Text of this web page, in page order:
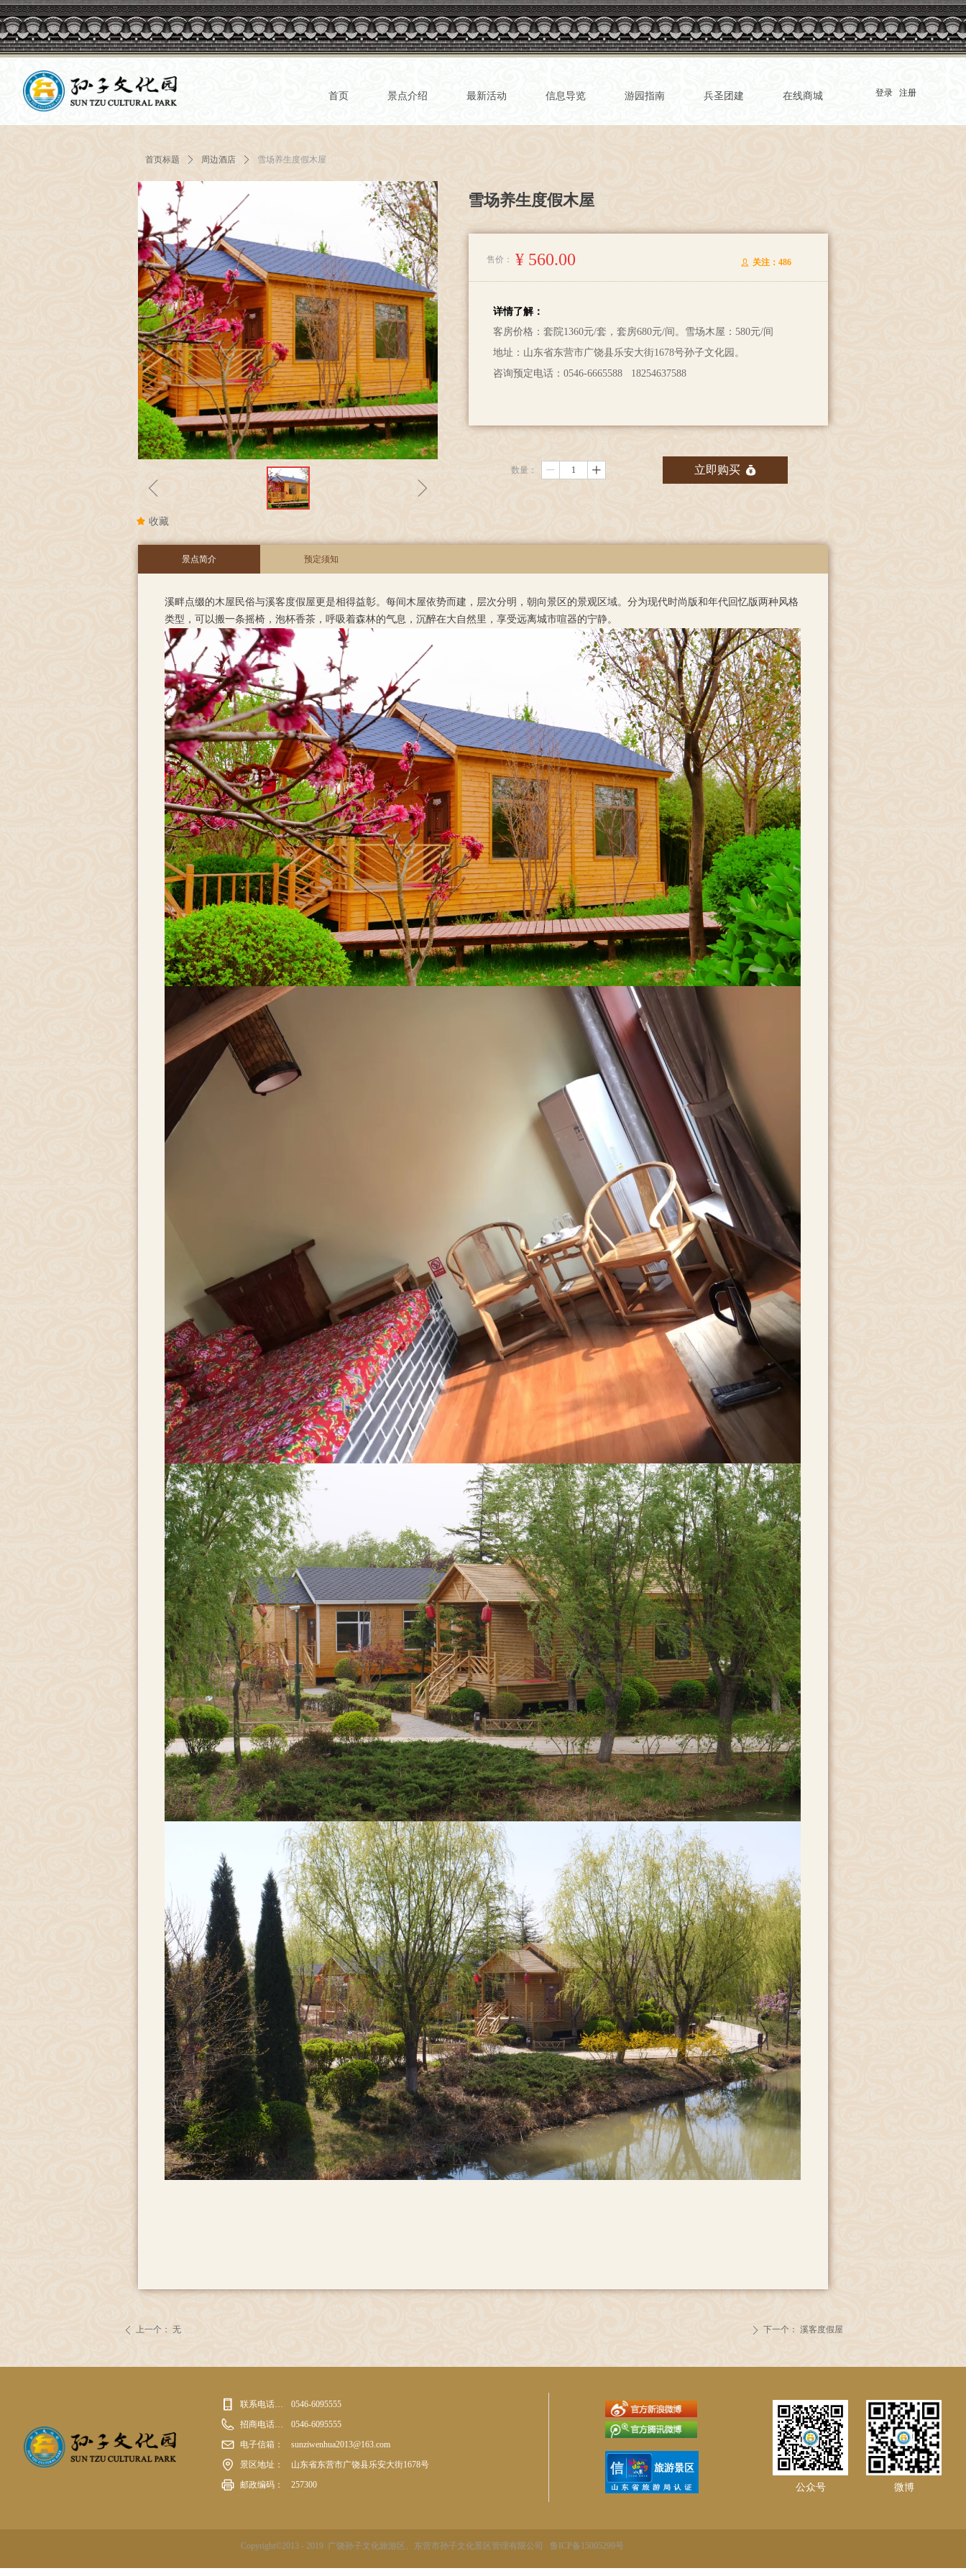
登录 注册
首页 景点介绍 最新活动 信息导览 游园指南 兵圣团建 在线商城
首页标题 ꄲ 周边酒店 ꄲ 雪场养生度假木屋
ꁆ ꁇ
雪场养生度假木屋
售价： ¥ 560.00 ꄑ 关注： 486
详情了解：
客房价格：套院1360元/套，套房680元/间。雪场木屋：580元/间
地址：山东省东营市广饶县乐安大街1678号孙子文化园。
咨询预定电话：0546-6665588 18254637588
끄 收藏
数量： ꄷ ꄸ
景点简介 预定须知
溪畔点缀的木屋民俗与溪客度假屋更是相得益彰。每间木屋依势而建，层次分明，朝向景区的景观区域。分为现代时尚版和年代回忆版两种风格
类型，可以搬一条摇椅，泡杯香茶，呼吸着森林的气息，沉醉在大自然里，享受远离城市喧器的宁静。
ꄴ 上一个： 无 ꄲ 下一个： 溪客度假屋
Control Render Error!ControlType:productSlideBind,StyleName:Style1,ColorName:Item0,Message:InitError, ControlType:productSlideBind Error:未将对象引用设置到对象的实例。
立即购买 낐
微博
联系电话：0546-6095555
0546-6095555
招商电话：0546-6095555
0546-6095555
电子信箱：
sunziwenhua2013@163.com
景区地址：
山东省东营市广饶县乐安大街1678号
邮政编码：
257300 公众号
Copyright©2013 - 2019 广饶孙子文化旅游区、东营市孙子文化景区管理有限公司 鲁ICP备15005299号